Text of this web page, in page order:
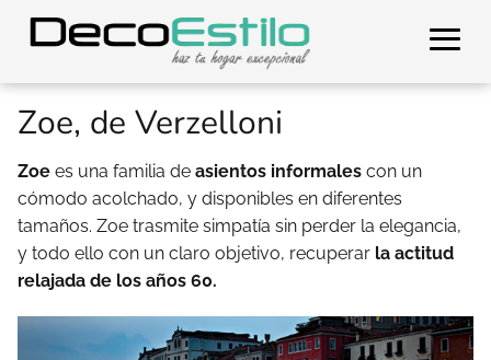
Zoe, de Verzelloni
Zoe es una familia de asientos informales con un
cómodo acolchado, y disponibles en diferentes
tamaños. Zoe trasmite simpatía sin perder la elegancia,
y todo ello con un claro objetivo, recuperar la actitud
relajada de los años 60.